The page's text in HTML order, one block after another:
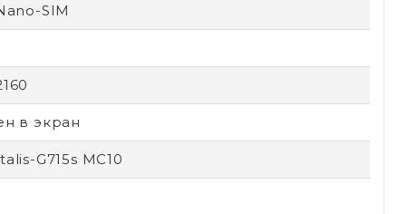
SIM
в экран
G715s MC10